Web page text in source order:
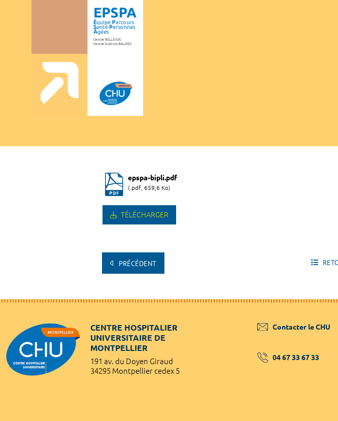
epspa-bipli.pdf
(.pdf, 659,6 Ko)
TÉLÉCHARGER
PRÉCÉDENT
CENTRE HOSPITALIER
UNIVERSITAIRE DE
MONTPELLIER
191 av. du Doyen Giraud
34295 Montpellier cedex 5
Contacter le CHU
04 67 33 67 33